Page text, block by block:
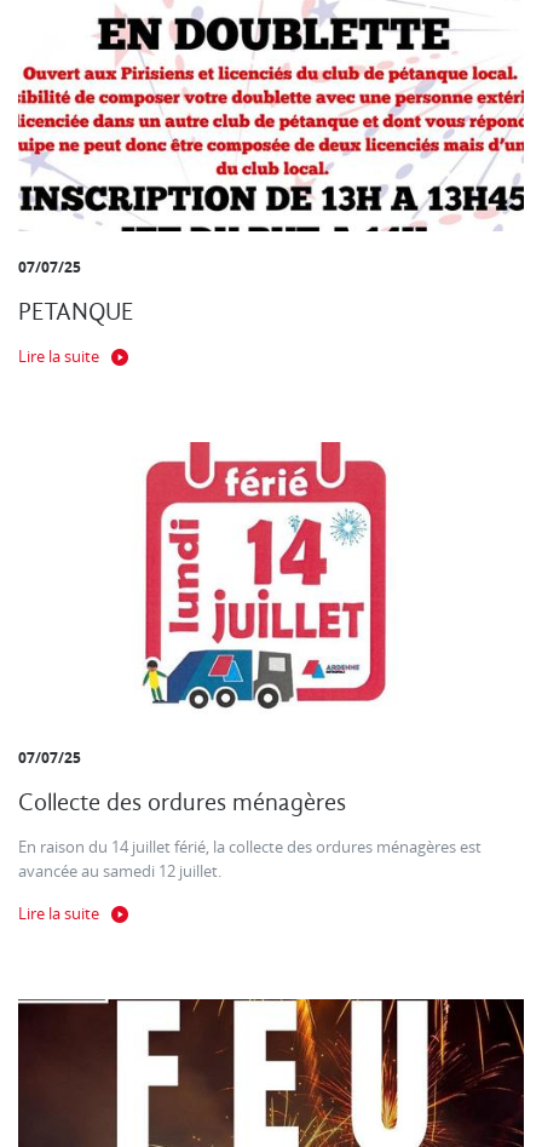
07/07/25
PETANQUE
Lire la suite
07/07/25
Collecte des ordures ménagères
En raison du 14 juillet férié, la collecte des ordures ménagères est
avancée au samedi 12 juillet.
Lire la suite